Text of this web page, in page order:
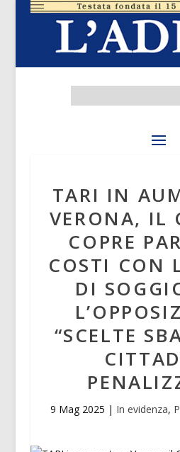
TARI IN
VERONA, IL
COPRE
COSTI CON
DI
“SCELTE
9 Mag 2025 | In evidenza,